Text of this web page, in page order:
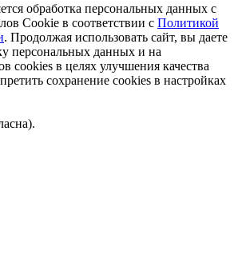
обработка персональных данных с
Cookie в соответствии с Политикой
. Продолжая использовать сайт, вы даете
персональных данных и на
cookies в целях улучшения качества
сохранение cookies в настройках